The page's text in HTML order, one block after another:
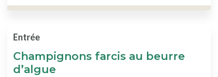
:
sur
Champignons farcis au beurre
d’algue
Entrée